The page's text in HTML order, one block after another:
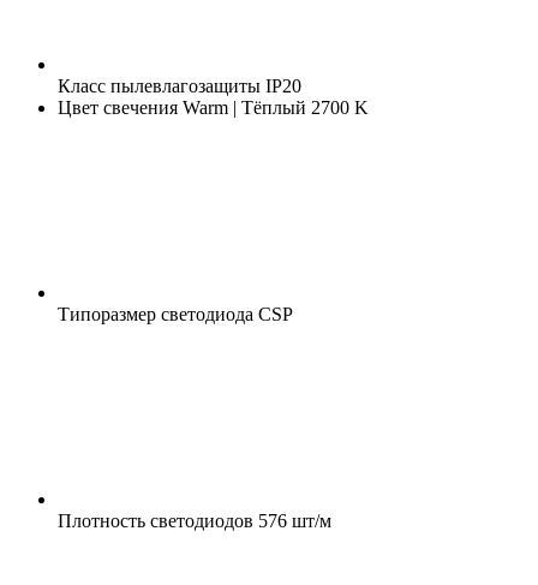
Класс пылевлагозащиты IP20
Цвет свечения Warm | Тёплый 2700 K
Типоразмер светодиода CSP
Плотность светодиодов 576 шт/м